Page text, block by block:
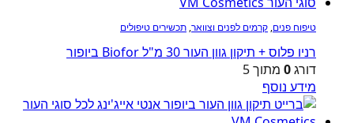
טיפוח פנים, קרמים לפנים וצוואר, תכשירים טיפולים
רניו פלוס + תיקון גוון העור 30 מ"ל Biofor ביופור
דורג0 מתוך 5
מידע נוסף